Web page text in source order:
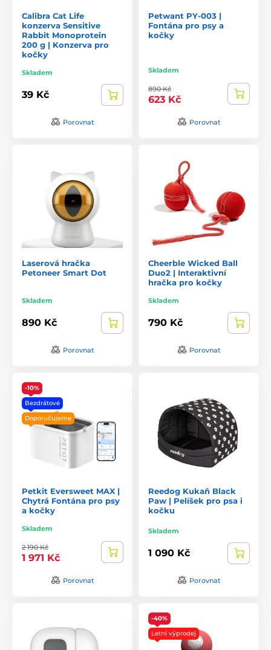
Calibra Cat Life
konzerva Sensitive
Rabbit Monoprotein
200 g | Konzerva pro
kočky
Skladem
39 Kč
Porovnat
Petwant PY-003 |
Fontána pro psy a
kočky
Skladem
890 Kč
623 Kč
Porovnat
Laserová hračka
Petoneer Smart Dot
Skladem
890 Kč
Porovnat
Cheerble Wicked Ball
Duo2 | Interaktivní
hračka pro kočky
Skladem
790 Kč
Porovnat
-10%
Bezdrátové
Doporučujeme
Petkit Eversweet MAX |
Chytrá Fontána pro psy
a kočky
Skladem
2 190 Kč
1 971 Kč
Porovnat
Reedog Kukaň Black
Paw | Pelíšek pro psa i
kočku
Skladem
1 090 Kč
Porovnat
-40%
Letní výprodej